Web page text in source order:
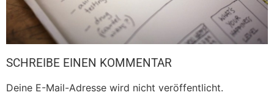
SCHREIBE EINEN KOMMENTAR
Deine E-Mail-Adresse wird nicht veröffentlicht.